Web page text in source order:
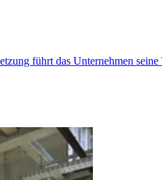
führt das Unternehmen